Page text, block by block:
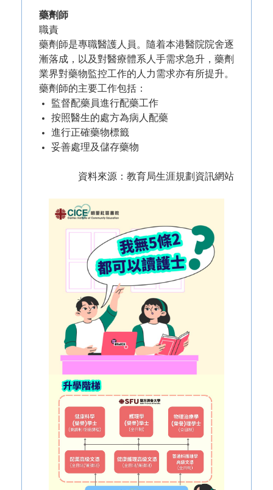
藥劑師
職責
藥劑師是專職醫護人員。隨着本港醫院院舍逐
漸落成，以及對醫療體系人手需求急升，藥劑
業界對藥物監控工作的人力需求亦有所提升。
藥劑師的主要工作包括：
監督配藥員進行配藥工作
按照醫生的處方為病人配藥
進行正確藥物標籤
妥善處理及儲存藥物
資料來源：教育局生涯規劃資訊網站